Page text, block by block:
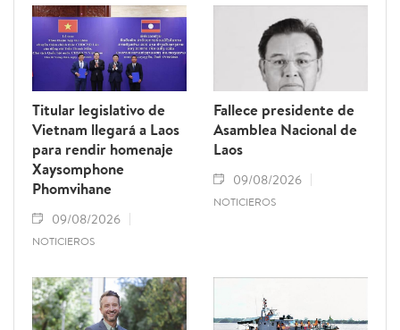
Titular legislativo de
Vietnam llegará a Laos
para rendir homenaje
Xaysomphone
Phomvihane
09/08/2026
NOTICIEROS
Fallece presidente de
Asamblea Nacional de
Laos
09/08/2026
NOTICIEROS